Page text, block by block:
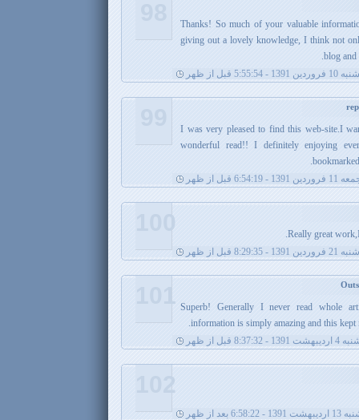
Thanks! So much of your valuable
giving out a lovely knowledge, I think not
blog and
- 5:55:54 قبل از ظهر
I was very pleased to find this web-site.I
wonderful read!! I definitely enjoying
فروردین 1391 - 6:54:19 قبل از ظهر
Really great
1391 - 8:29:35 قبل از ظهر
100
Superb! Generally I never read whole
information is simply amazing and this kept
- 8:37:32 قبل از ظهر
101
بعد از ظهر
102